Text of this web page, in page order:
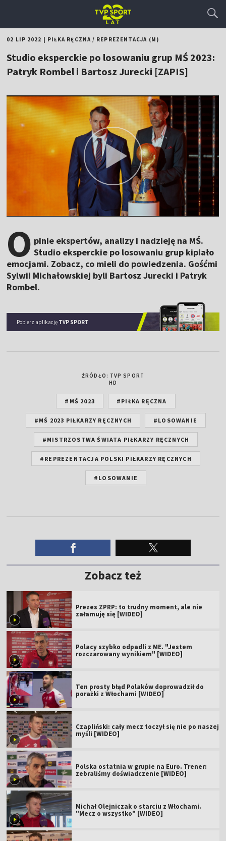
02 LIP 2022 PIŁKA RĘCZNA/ REPREZENTACJA (M)
Studio eksperckie po losowaniu grup MŚ 2023:
Patryk Rombel i Bartosz Jurecki [ZAPIS]
O pinie ekspertów, analizy i nadzieję na MŚ.
Studio eksperckie po losowaniu grup kipiało
emocjami. Zobacz, co mieli do powiedzenia. Gośćmi
Sylwii Michałowskiej byli Bartosz Jurecki i Patryk
Rombel.
Pobierz aplikację TVP SPORT
ŹRÓDŁO: TVP SPORT
HD
#MŚ 2023 #PIŁKA RĘCZNA
#MŚ 2023 PIŁKARZY RĘCZNYCH #LOSOWANIE
#MISTRZOSTWA ŚWIATA PIŁKARZY RĘCZNYCH
#REPREZENTACJA POLSKI PIŁKARZY RĘCZNYCH
#LOSOWANIE
Zobacz też
Prezes ZPRP: to trudny moment, ale nie
załamuję się [WIDEO]
Polacy szybko odpadli z ME. "Jestem
rozczarowany wynikiem" [WIDEO]
Ten prosty błąd Polaków doprowadził do
porażki z Włochami [WIDEO]
Czapliński: cały mecz toczył się nie po naszej
myśli [WIDEO]
Polska ostatnia w grupie na Euro. Trener:
zebraliśmy doświadczenie [WIDEO]
Michał Olejniczak o starciu z Włochami.
"Mecz o wszystko" [WIDEO]